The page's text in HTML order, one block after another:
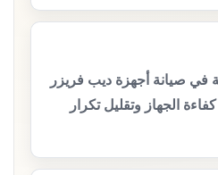
في صيانة أجهزة ديب فريزر
الجهاز وتقليل تكرار